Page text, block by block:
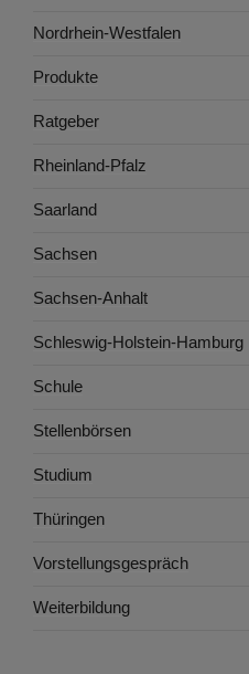
Nordrhein-Westfalen
Produkte
Ratgeber
Rheinland-Pfalz
Saarland
Sachsen
Sachsen-Anhalt
Schleswig-Holstein-Hamburg
Schule
Stellenbörsen
Studium
Thüringen
Vorstellungsgespräch
Weiterbildung